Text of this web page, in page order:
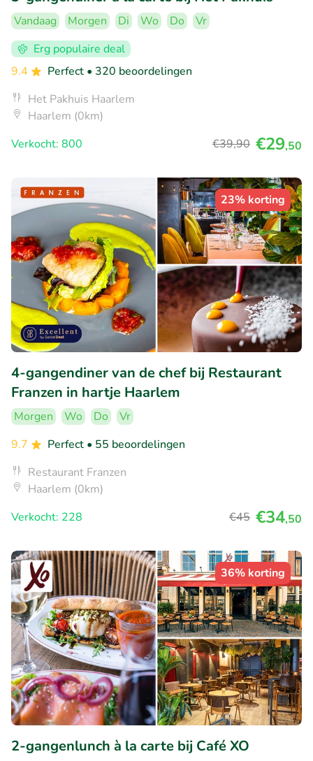
Vandaag Morgen Di Wo Do
Vr
Erg populaire deal
9.4
Perfect • 320 beoordelingen
Het Pakhuis Haarlem
Haarlem (0km)
Verkocht: 800
€39,90 €29,50
23% korting
4-gangendiner van de chef bij Restaurant
Franzen in hartje Haarlem
Morgen Wo Do
Vr
9.7
Perfect • 55 beoordelingen
Restaurant Franzen
Haarlem (0km)
Verkocht: 228
€45 €34,50
36% korting
2-gangenlunch à la carte bij Café XO